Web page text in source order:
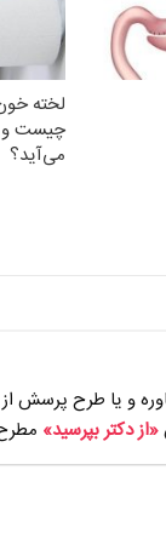
لخته
چیست و
می‌آید؟
و یا طرح پرسش
«از دکتر بپرسید»